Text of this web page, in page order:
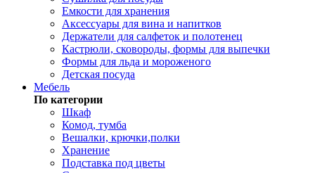
Емкости для хранения
Аксессуары для вина и напитков
Держатели для салфеток и полотенец
Кастрюли, сковороды, формы для выпечки
Формы для льда и мороженого
Детская посуда
Мебель
По категории
Шкаф
Комод, тумба
Вешалки, крючки,полки
Хранение
Подставка под цветы